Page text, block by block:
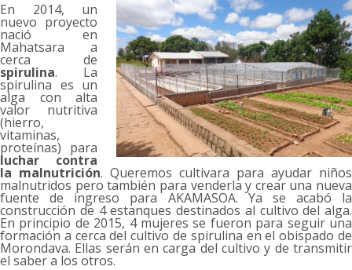
En 2014, un
nuevo proyecto
nació en
Mahatsara a
cerca de
spirulina. La
spirulina es un
alga con alta
valor nutritiva
(hierro,
vitaminas,
proteínas) para
luchar contra
la malnutrición. Queremos cultivara para ayudar niños
malnutridos pero también para venderla y crear una nueva
fuente de ingreso para AKAMASOA. Ya se acabó la
construcción de 4 estanques destinados al cultivo del alga.
En principio de 2015, 4 mujeres se fueron para seguir una
formación a cerca del cultivo de spirulina en el obispado de
Morondava. Ellas serán en carga del cultivo y de transmitir
el saber a los otros.